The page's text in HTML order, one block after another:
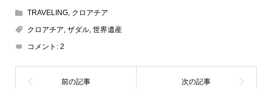
TRAVELING, クロアチア
クロアチア ザダル, 世界遺産
コメント: 2